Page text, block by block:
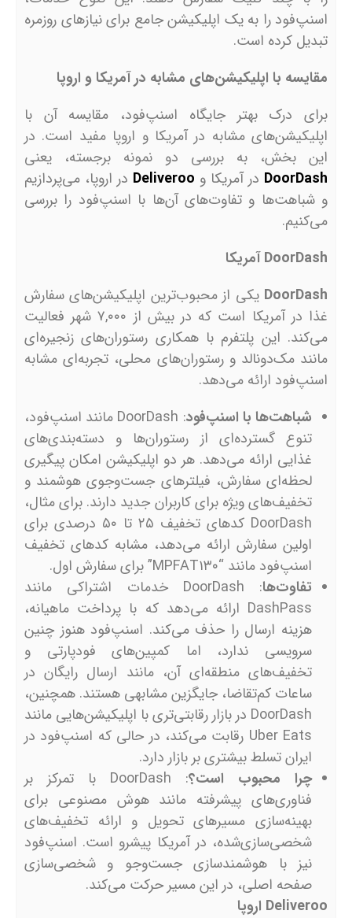
اسنپ‌فود را به یک اپلیکیشن جامع برای نیازهای روزمره
تبدیل کرده است.
مقایسه با اپلیکیشن‌های مشابه در آمریکا و اروپا
برای درک بهتر جایگاه اسنپ‌فود، مقایسه آن با
اپلیکیشن‌های مشابه در آمریکا و اروپا مفید است. در
این بخش، به بررسی دو نمونه برجسته، یعنی
DoorDash در آمریکا و Deliveroo در اروپا، می‌پردازیم
و شباهت‌ها و تفاوت‌های آن‌ها با اسنپ‌فود را بررسی
می‌کنیم.
DoorDash آمریکا
DoorDash یکی از محبوب‌ترین اپلیکیشن‌های سفارش
غذا در آمریکا است که در بیش از ۷,۰۰۰ شهر فعالیت
می‌کند. این پلتفرم با همکاری رستوران‌های زنجیره‌ای
مانند مک‌دونالد و رستوران‌های محلی، تجربه‌ای مشابه
اسنپ‌فود ارائه می‌دهد.
شباهت‌ها با اسنپ‌فود
: DoorDash مانند اسنپ‌فود،
تنوع گسترده‌ای از رستوران‌ها و دسته‌بندی‌های
غذایی ارائه می‌دهد. هر دو اپلیکیشن امکان پیگیری
لحظه‌ای سفارش، فیلترهای جست‌وجوی هوشمند و
تخفیف‌های ویژه برای کاربران جدید دارند. برای مثال،
DoorDash کدهای تخفیف ۲۵ تا ۵۰ درصدی برای
اولین سفارش ارائه می‌دهد، مشابه کدهای تخفیف
اسنپ‌فود مانند “MPFAT۱۳۰” برای سفارش اول.
تفاوت‌ها
: DoorDash خدمات اشتراکی مانند
DashPass ارائه می‌دهد که با پرداخت ماهیانه،
هزینه ارسال را حذف می‌کند. اسنپ‌فود هنوز چنین
سرویسی ندارد، اما کمپین‌های فودپارتی و
تخفیف‌های منطقه‌ای آن، مانند ارسال رایگان در
ساعات کم‌تقاضا، جایگزین مشابهی هستند. همچنین،
DoorDash در بازار رقابتی‌تری با اپلیکیشن‌هایی مانند
Uber Eats رقابت می‌کند، در حالی که اسنپ‌فود در
ایران تسلط بیشتری بر بازار دارد.
چرا محبوب است؟
: DoorDash با تمرکز بر
فناوری‌های پیشرفته مانند هوش مصنوعی برای
بهینه‌سازی مسیرهای تحویل و ارائه تخفیف‌های
شخصی‌سازی‌شده، در آمریکا پیشرو است. اسنپ‌فود
نیز با هوشمندسازی جست‌وجو و شخصی‌سازی
صفحه اصلی، در این مسیر حرکت می‌کند.
Deliveroo اروپا